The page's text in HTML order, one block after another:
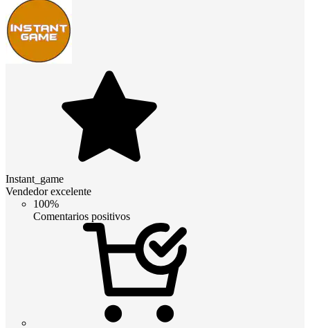
Instant_game
Vendedor excelente
100%
Comentarios positivos